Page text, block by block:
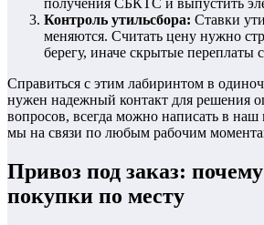
получения СБКТС и выпустить
Контроль утильсбора: Ставки
меняются. Считать цену нужно
берегу, иначе скрытые переплаты
Справиться с этим лабиринтом в
нужен надежный контакт для решения
вопросов, всегда можно написать в наш
мы на связи по любым рабочим
Привоз под заказ:
покупки по месту